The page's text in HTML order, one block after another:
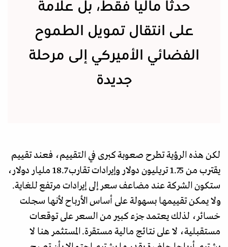
حدثا ماليا فقط، بل علامة
على انتقال تمويل الطموح
الفضائي الأميركي إلى مرحلة
جديدة
لكن هذه الرؤية تطرح صعوبة كبرى في التقييم، فعند تقييم
يقترب من 1.75 تريليون دولار وإيرادات تقارب 18.7 مليار دولار،
ستكون الشركة عند مضاعف سعر إلى إيرادات مرتفع للغاية.
ولا يمكن تقييمها بسهولة على أساس الأرباح لأنها سجلت
خسائر، لذلك يعتمد جزء كبير من السعر على توقعات
مستقبلية، لا على نتائج مالية مستقرة. المستثمر هنا لا